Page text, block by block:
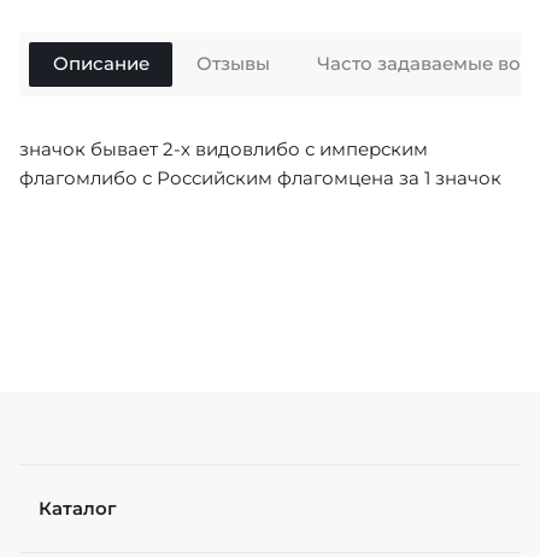
Описание
значок бывает 2-х видовлибо с имперским
флагомлибо с Российским флагомцена за 1 значок
Отзывы Часто задаваемые
Каталог